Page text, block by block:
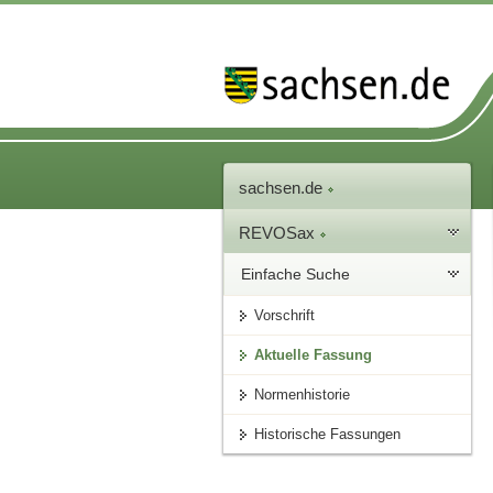
sachsen.de
REVOSax
Einfache Suche
Vorschrift
Aktuelle Fassung
Normenhistorie
Historische Fassungen